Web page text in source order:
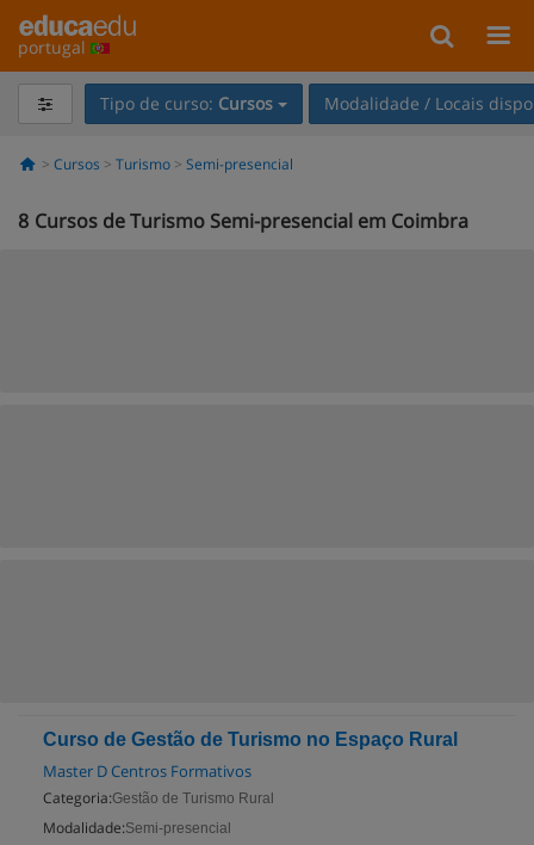
portugal
Tipo de curso: Cursos Modalidade / Locais
Cursos Turismo Semi-presencial
8 Cursos de Turismo Semi-presencial em Coimbra
Curso de Gestão de Turismo no Espaço Rural
Master D Centros Formativos
Categoria:Gestão de Turismo Rural
Modalidade:Semi-presencial